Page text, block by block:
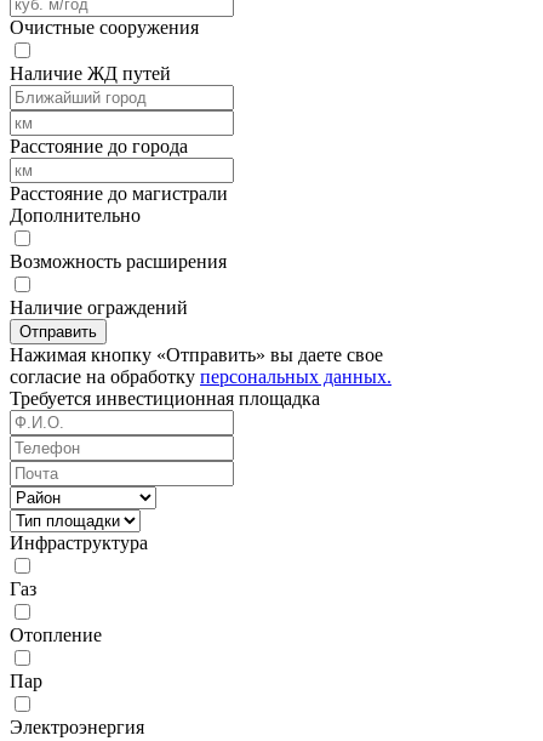
Очистные сооружения
Наличие ЖД путей
Расстояние до города
Расстояние до магистрали
Дополнительно
Возможность расширения
Наличие ограждений
Отправить
Нажимая кнопку «Отправить» вы даете свое
согласие на обработку персональных данных.
Требуется инвестиционная площадка
Инфраструктура
Газ
Отопление
Пар
Электроэнергия